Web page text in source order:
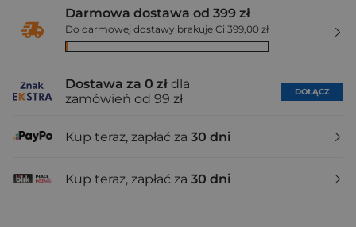
Darmowa dostawa od 399 zł
Do darmowej dostawy brakuje Ci 399,00 zł
Dostawa za 0 zł dla
zamówień od 99 zł
DOŁĄCZ
Kup teraz, zapłać za 30 dni
Kup teraz, zapłać za 30 dni